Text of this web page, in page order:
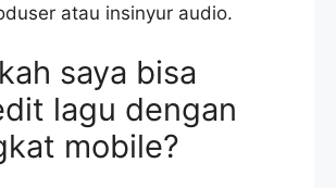
atau insinyur audio.
saya bisa
lagu dengan
mobile?